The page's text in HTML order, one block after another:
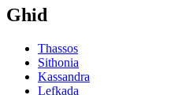
Ghid
Thassos
Sithonia
Kassandra
Lefkada